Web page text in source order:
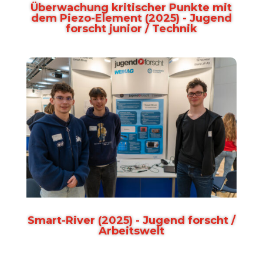
Überwachung kritischer Punkte mit
dem Piezo-Element (2025) - Jugend
forscht junior / Technik
Smart-River (2025) - Jugend forscht /
Arbeitswelt